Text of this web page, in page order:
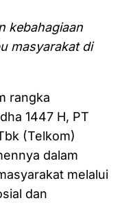
kebahagiaan
masyarakat di
rangka
1447 H, PT
(Telkom)
dalam
melalui
dan